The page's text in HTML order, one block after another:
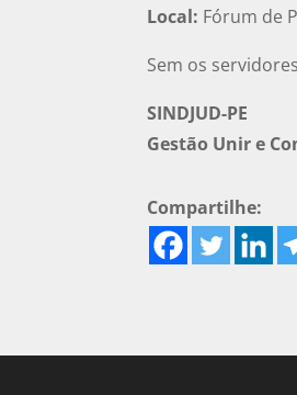
Local: Fórum de
Sem os
SINDJUD-PE
Gestão Unir e
Compartilhe: